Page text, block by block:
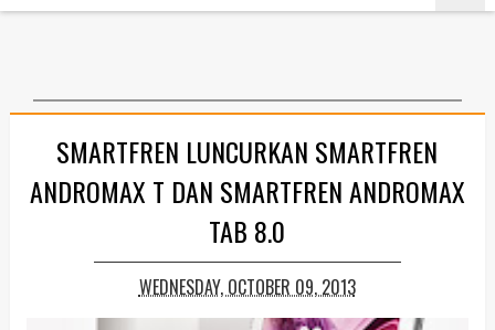
SMARTFREN LUNCURKAN SMARTFREN
ANDROMAX T DAN SMARTFREN ANDROMAX
TAB 8.0
WEDNESDAY, OCTOBER 09, 2013